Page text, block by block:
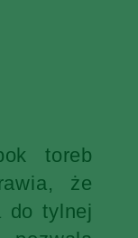
toreb
że
do tylnej